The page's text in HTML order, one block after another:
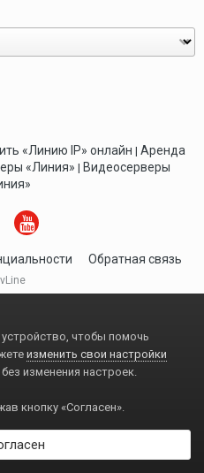
«Линию IP» онлайн | Аренда
«Линия» | Видеосерверы
Обратная связь
чтобы помочь
изменить свои настройки
изменения настроек.
кнопку «Согласен».